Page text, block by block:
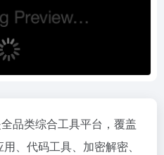
品类综合工具平台，覆盖
、代码工具、加密解密、